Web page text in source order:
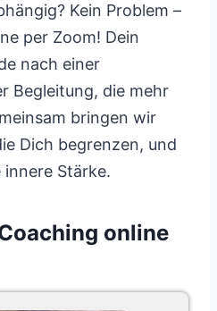
Kein Problem –
per Zoom! Dein
nach einer
Begleitung, die mehr
bringen wir
Dich begrenzen, und
Stärke.
online